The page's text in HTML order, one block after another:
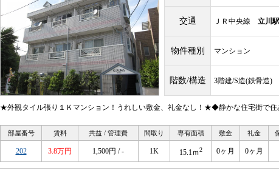
交通 ＪＲ中央線 立川駅
物件種別 マンション
階数/構造 3階建/S造(鉄骨造)
★外観タイル張り１Ｋマンション！うれしい敷金、礼金なし！★◆静かな住宅街で
部屋番号 賃料 共益 / 管理費 間取り 専有面積 敷金 礼金
202 3.8万円 1,500円 / - 1K 15.1ｍ2 0ヶ月 0ヶ月